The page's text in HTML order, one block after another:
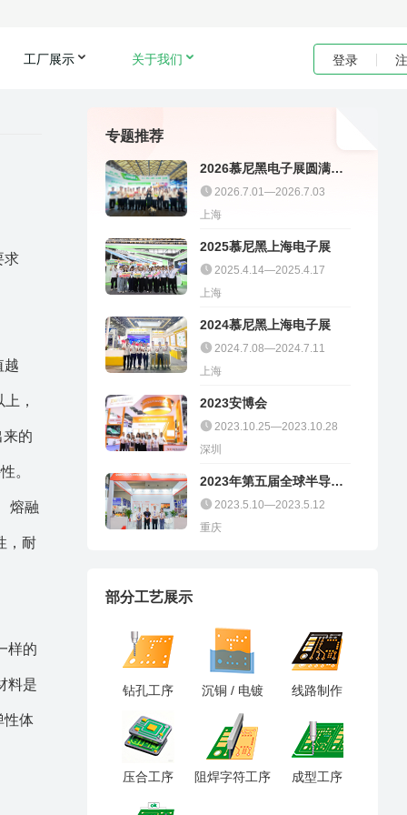
工厂展示 关于我们 登录
求
越
，
的
。
熔融
，耐
样的
料是
性体
专题推荐
2026慕尼黑电子展圆满收
官｜聚多邦精彩不停
2026.7.01—2026.7.03
上海
2025慕尼黑上海电子展
2025.4.14—2025.4.17
上海
2024慕尼黑上海电子展
2024.7.08—2024.7.11
上海
2023安博会
2023.10.25—2023.10.28
深圳
2023年第五届全球半导体
产业（重庆）博览会
2023.5.10—2023.5.12
重庆
部分工艺展示
钻孔工序 沉铜 / 电镀 线路制作
压合工序 阻焊字符工序 成型工序